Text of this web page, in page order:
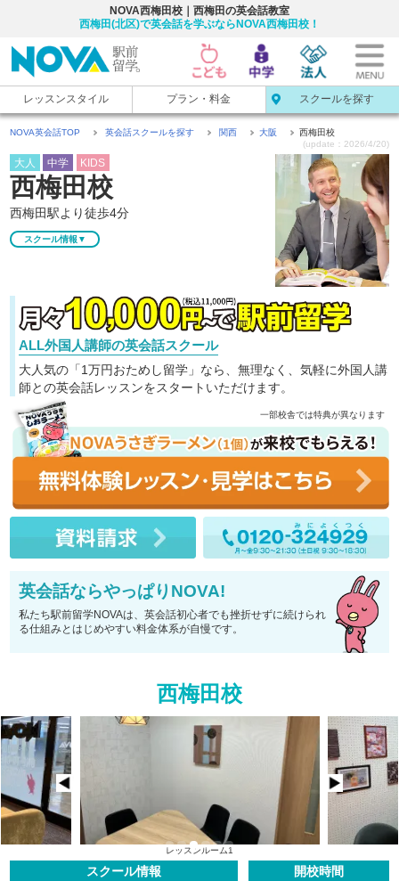
NOVA西梅田校｜西梅田の英会話教室
西梅田(北区)で英会話を学ぶならNOVA西梅田校！
レッスンスタイル プラン・料金 スクールを探す
NOVA英会話TOP 英会話スクールを探す 関西 大阪
西梅田校
(update：2026/4/20)
西梅田校
西梅田駅より徒歩4分
大人 中学 KIDS
スクール情報▼
ALL外国人講師の英会話スクール
大人気の「1万円おためし留学」なら、無理なく、気軽に外国人講
師との英会話レッスンをスタートいただけます。
一部校舎では特典が異なります
英会話ならやっぱりNOVA!
私たち駅前留学NOVAは、英会話初心者でも挫折せずに続けられ
る仕組みとはじめやすい料金体系が自慢です。
西梅田校
スクール情報 開校時間
レッスンルーム2
1 2 3 4 5 6